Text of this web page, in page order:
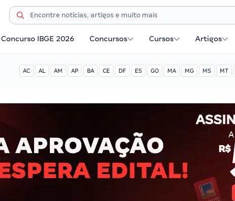
Concurso IBGE 2026 Concursos Cursos Artigos
AC AL AM AP BA CE DF ES GO MA MG MS MT